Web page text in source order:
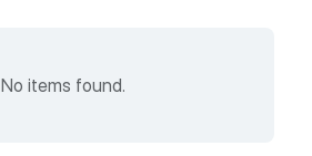
No items found.